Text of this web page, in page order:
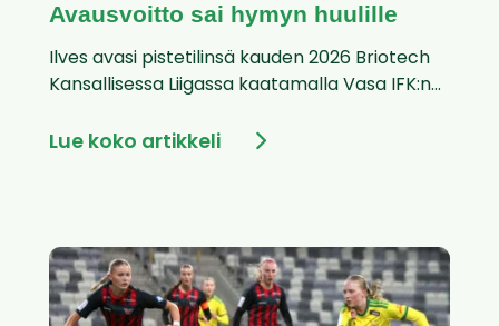
Avausvoitto sai hymyn huulille
Ilves avasi pistetilinsä kauden 2026 Briotech
Kansallisessa Liigassa kaatamalla Vasa IFK:n...
Lue koko artikkeli